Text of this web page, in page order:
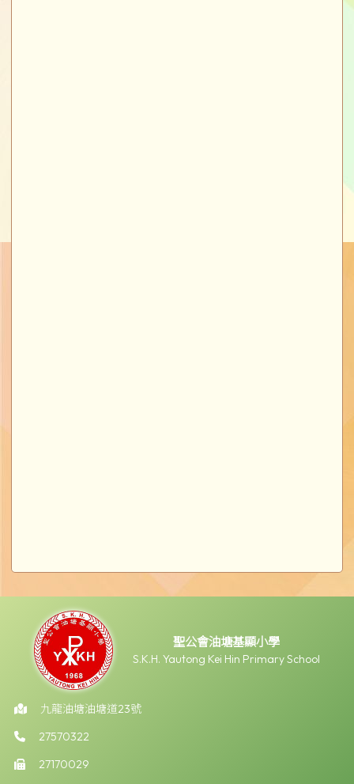
聖公會油塘基顯小學
S.K.H. Yautong Kei Hin Primary School
九龍油塘油塘道23號
27570322
27170029